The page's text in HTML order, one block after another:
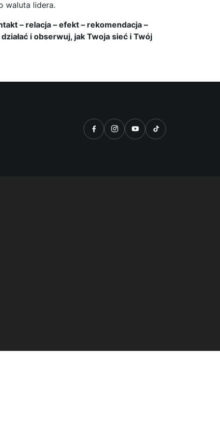
waluta lidera.
– relacja – efekt – rekomendacja –
i obserwuj, jak Twoja sieć i Twój